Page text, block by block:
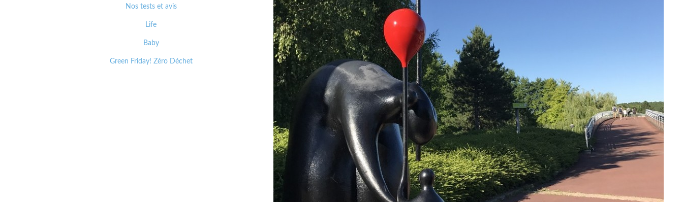
Nos tests et avis
Life
Baby
Green Friday! Zéro Déchet